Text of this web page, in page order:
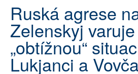
ARCHIV
ROZHOVORY
TÉMATA
Ruská agrese
Zelenskyj
„obtížnou“
Lukjanci a